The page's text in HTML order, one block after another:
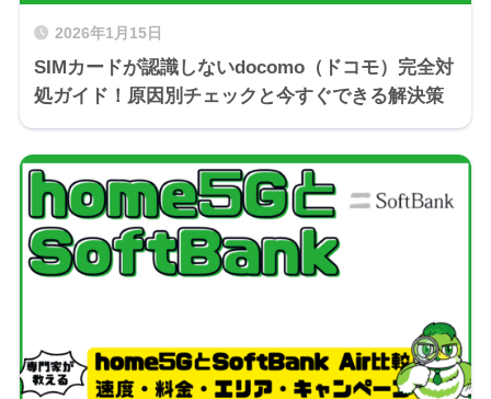
2026年1月15日
SIMカードが認識しないdocomo（ドコモ）完全対
処ガイド！原因別チェックと今すぐできる解決策